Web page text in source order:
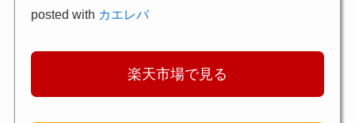
posted with カエレバ
楽天市場で見る